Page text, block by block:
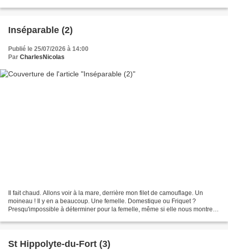
Inséparable (2)
Publié le 25/07/2026 à 14:00
Par CharlesNicolas
Il fait chaud. Allons voir à la mare, derrière mon filet de camouflage. Un
moineau ! Il y en a beaucoup. Une femelle. Domestique ou Friquet ?
Presqu'impossible à déterminer pour la femelle, même si elle nous montre
St Hippolyte-du-Fort (3)